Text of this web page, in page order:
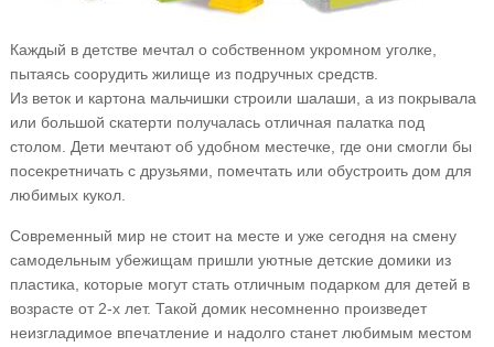
Каждый в детстве мечтал о собственном укромном уголке,
пытаясь соорудить жилище из подручных средств.
Из веток и картона мальчишки строили шалаши, а из покрывала
или большой скатерти получалась отличная палатка под
столом. Дети мечтают об удобном местечке, где они смогли бы
посекретничать с друзьями, помечтать или обустроить дом для
любимых кукол.
Современный мир не стоит на месте и уже сегодня на смену
самодельным убежищам пришли уютные детские домики из
пластика, которые могут стать отличным подарком для детей в
возрасте от 2-х лет. Такой домик несомненно произведет
неизгладимое впечатление и надолго станет любимым местом